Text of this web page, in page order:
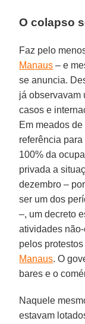
O colapso
Faz pelo
Manaus – e
se anuncia.
já observavam
casos e
Em meados
referência para
100% da
privada a
dezembro –
ser um dos
–, um decreto
atividades
pelos
Manaus. O
bares e o
Naquele
estavam